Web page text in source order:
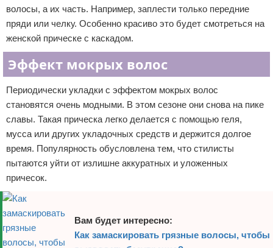
волосы, а их часть. Например, заплести только передние
пряди или челку. Особенно красиво это будет смотреться на
женской прическе с каскадом.
Эффект мокрых волос
Периодически укладки с эффектом мокрых волос
становятся очень модными. В этом сезоне они снова на пике
славы. Такая прическа легко делается с помощью геля,
мусса или других укладочных средств и держится долгое
время. Популярность обусловлена тем, что стилисты
пытаются уйти от излишне аккуратных и уложенных
причесок.
Вам будет интересно:
Как замаскировать грязные волосы, чтобы